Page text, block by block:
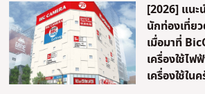
[2026] แน
นักท่องเที่ย
เมื่อมาที่
เครื่องใช้ไฟ
เครื่องใช้ใน